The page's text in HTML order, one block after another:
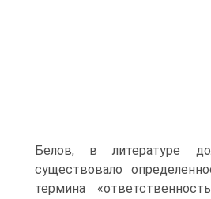
Белов, в литературе
существовало
термина